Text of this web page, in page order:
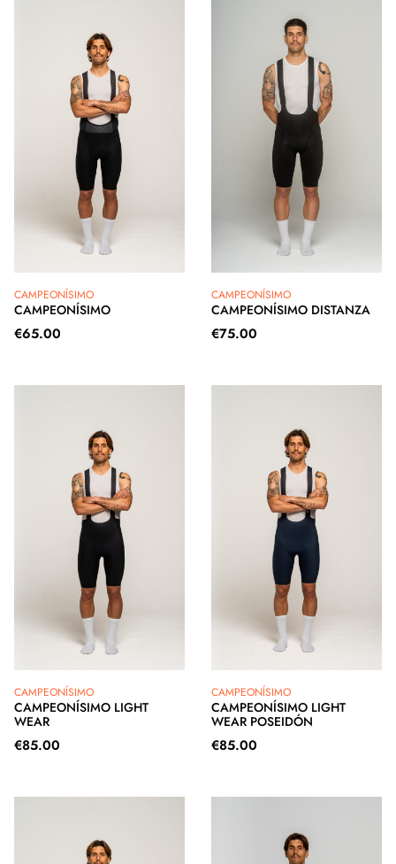
CAMPEONÍSIMO
CAMPEONÍSIMO
€65.00
CAMPEONÍSIMO
CAMPEONÍSIMO DISTANZA
€75.00
CAMPEONÍSIMO
CAMPEONÍSIMO LIGHT
WEAR
€85.00
CAMPEONÍSIMO
CAMPEONÍSIMO LIGHT
WEAR POSEIDÓN
€85.00